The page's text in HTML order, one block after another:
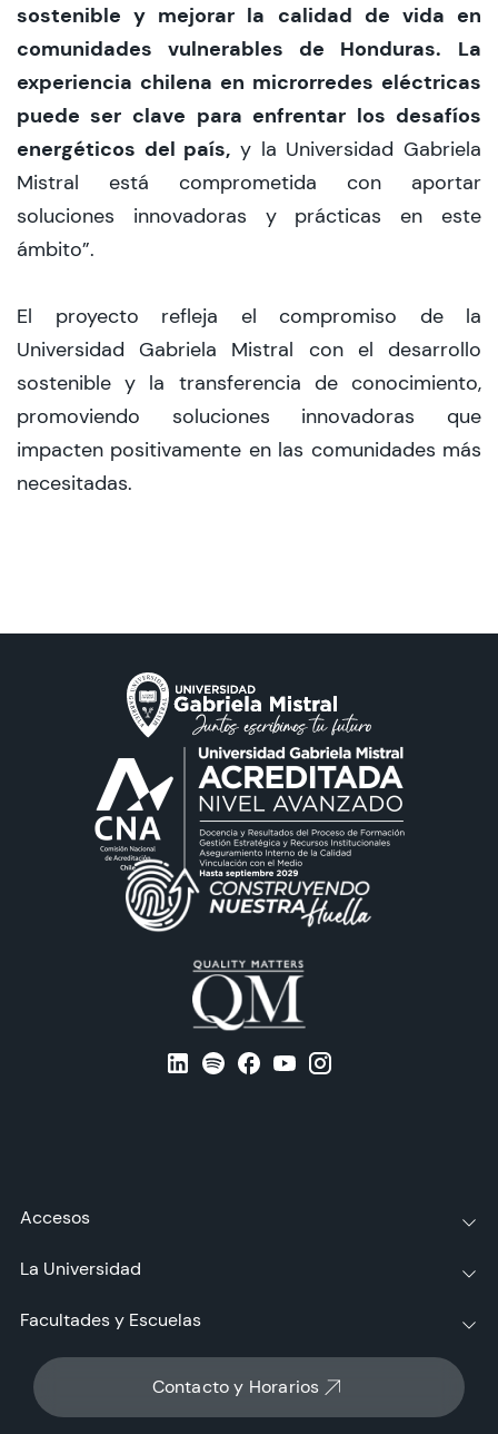
sostenible y mejorar la calidad de vida en
comunidades vulnerables de Honduras.
La
experiencia chilena en microrredes eléctricas
puede ser clave para enfrentar los desafíos
energéticos del país, y la Universidad Gabriela
Mistral está comprometida con aportar
soluciones innovadoras y prácticas en este
ámbito”.
El proyecto refleja el compromiso de la
Universidad Gabriela Mistral con el desarrollo
sostenible y la transferencia de conocimiento,
promoviendo soluciones innovadoras que
impacten positivamente en las comunidades más
necesitadas.
Contacto y Horarios
Accesos
La Universidad
Facultades y Escuelas